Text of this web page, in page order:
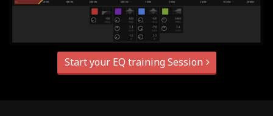
Start your EQ training Session